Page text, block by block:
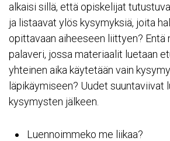
alkaisi sillä, että opiskelijat
ja listaavat ylös kysymyksiä, joita
opittavaan aiheeseen liittyen? Entä
palaveri, jossa materiaalit luetaan
yhteinen aika käytetään vain
läpikäymiseen? Uudet suuntaviivat
kysymysten jälkeen.
Luennoimmeko me liikaa?